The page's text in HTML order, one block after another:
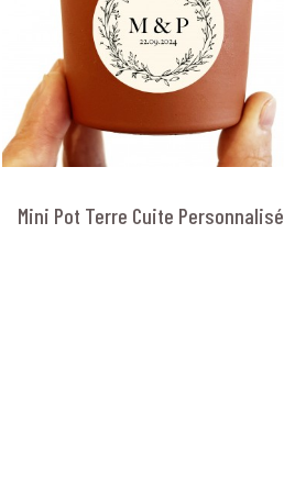
Mini Pot Terre Cuite Personnalisé